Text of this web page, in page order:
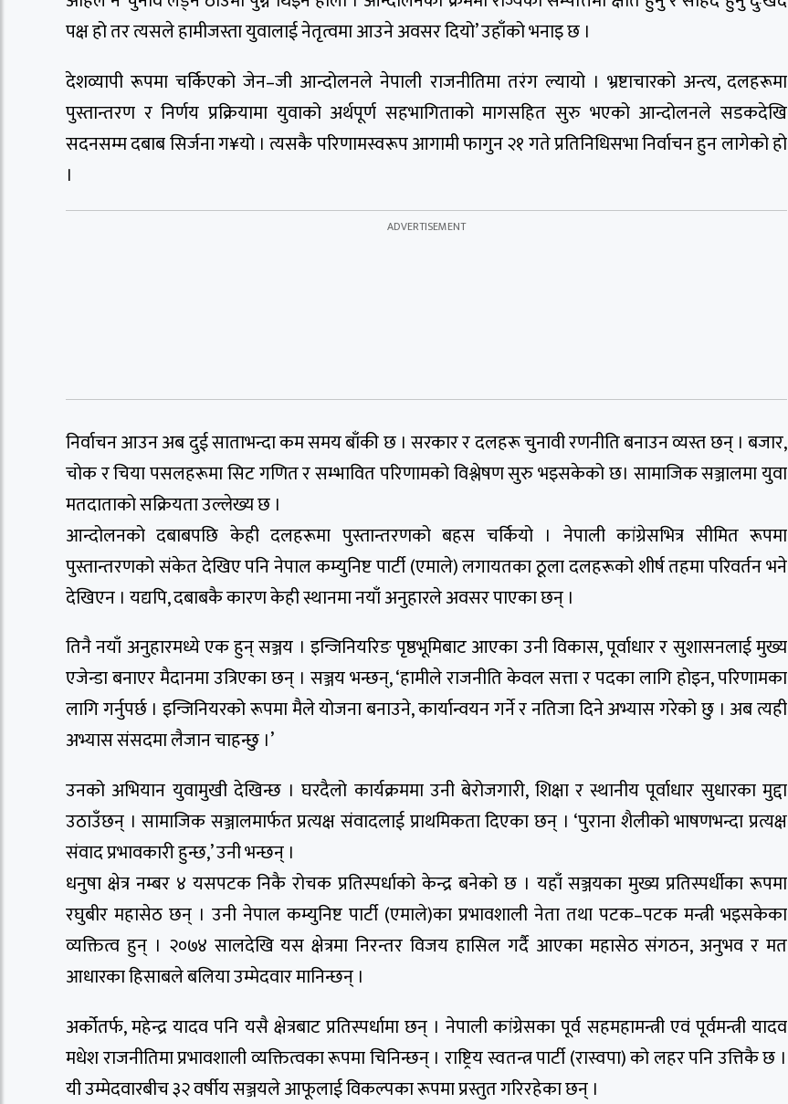
पक्ष हो तर त्यसले हामीजस्ता युवालाई नेतृत्वमा आउने अवसर दियो’ उहाँको भनाइ छ ।
देशव्यापी रूपमा चर्किएको जेन–जी आन्दोलनले नेपाली राजनीतिमा तरंग ल्यायो । भ्रष्टाचारको अन्त्य, दलहरूमा
पुस्तान्तरण र निर्णय प्रक्रियामा युवाको अर्थपूर्ण सहभागिताको मागसहित सुरु भएको आन्दोलनले सडकदेखि
सदनसम्म दबाब सिर्जना ग¥यो । त्यसकै परिणामस्वरूप आगामी फागुन २१ गते प्रतिनिधिसभा निर्वाचन हुन लागेको हो
।
निर्वाचन आउन अब दुई साताभन्दा कम समय बाँकी छ । सरकार र दलहरू चुनावी रणनीति बनाउन व्यस्त छन् । बजार,
चोक र चिया पसलहरूमा सिट गणित र सम्भावित परिणामको विश्लेषण सुरु भइसकेको छ। सामाजिक सञ्जालमा युवा
मतदाताको सक्रियता उल्लेख्य छ ।
आन्दोलनको दबाबपछि केही दलहरूमा पुस्तान्तरणको बहस चर्कियो । नेपाली कांग्रेसभित्र सीमित रूपमा
पुस्तान्तरणको संकेत देखिए पनि नेपाल कम्युनिष्ट पार्टी (एमाले) लगायतका ठूला दलहरूको शीर्ष तहमा परिवर्तन भने
देखिएन । यद्यपि, दबाबकै कारण केही स्थानमा नयाँ अनुहारले अवसर पाएका छन् ।
तिनै नयाँ अनुहारमध्ये एक हुन् सञ्जय । इन्जिनियरिङ पृष्ठभूमिबाट आएका उनी विकास, पूर्वाधार र सुशासनलाई मुख्य
एजेन्डा बनाएर मैदानमा उत्रिएका छन् । सञ्जय भन्छन्, ‘हामीले राजनीति केवल सत्ता र पदका लागि होइन, परिणामका
लागि गर्नुपर्छ । इन्जिनियरको रूपमा मैले योजना बनाउने, कार्यान्वयन गर्ने र नतिजा दिने अभ्यास गरेको छु । अब त्यही
अभ्यास संसदमा लैजान चाहन्छु ।’
उनको अभियान युवामुखी देखिन्छ । घरदैलो कार्यक्रममा उनी बेरोजगारी, शिक्षा र स्थानीय पूर्वाधार सुधारका मुद्दा
उठाउँछन् । सामाजिक सञ्जालमार्फत प्रत्यक्ष संवादलाई प्राथमिकता दिएका छन् । ‘पुराना शैलीको भाषणभन्दा प्रत्यक्ष
संवाद प्रभावकारी हुन्छ,’ उनी भन्छन् ।
धनुषा क्षेत्र नम्बर ४ यसपटक निकै रोचक प्रतिस्पर्धाको केन्द्र बनेको छ । यहाँ सञ्जयका मुख्य प्रतिस्पर्धीका रूपमा
रघुबीर महासेठ छन् । उनी नेपाल कम्युनिष्ट पार्टी (एमाले)का प्रभावशाली नेता तथा पटक–पटक मन्त्री भइसकेका
व्यक्तित्व हुन् । २०७४ सालदेखि यस क्षेत्रमा निरन्तर विजय हासिल गर्दै आएका महासेठ संगठन, अनुभव र मत
आधारका हिसाबले बलिया उम्मेदवार मानिन्छन् ।
अर्कोतर्फ, महेन्द्र यादव पनि यसै क्षेत्रबाट प्रतिस्पर्धामा छन् । नेपाली कांग्रेसका पूर्व सहमहामन्त्री एवं पूर्वमन्त्री यादव
मधेश राजनीतिमा प्रभावशाली व्यक्तित्वका रूपमा चिनिन्छन् । राष्ट्रिय स्वतन्त्र पार्टी (रास्वपा) को लहर पनि उत्तिकै छ ।
यी उम्मेदवारबीच ३२ वर्षीय सञ्जयले आफूलाई विकल्पका रूपमा प्रस्तुत गरिरहेका छन् ।